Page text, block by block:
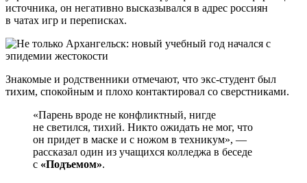
источника, он негативно высказывался в адрес россиян
в чатах игр и переписках.
Знакомые и родственники отмечают, что экс-студент был
тихим, спокойным и плохо контактировал со сверстниками.
«Парень вроде не конфликтный, нигде
не светился, тихий. Никто ожидать не мог, что
он придет в маске и с ножом в техникум», —
рассказал один из учащихся колледжа в беседе
с «Подъемом».